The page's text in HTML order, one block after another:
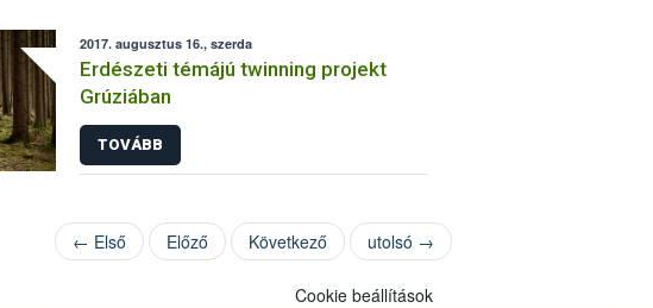
2017. augusztus 16., szerda
Erdészeti témájú twinning projekt
Grúziában
TOVÁBB
← Első Előző Következő utolsó →
Cookie beállítások